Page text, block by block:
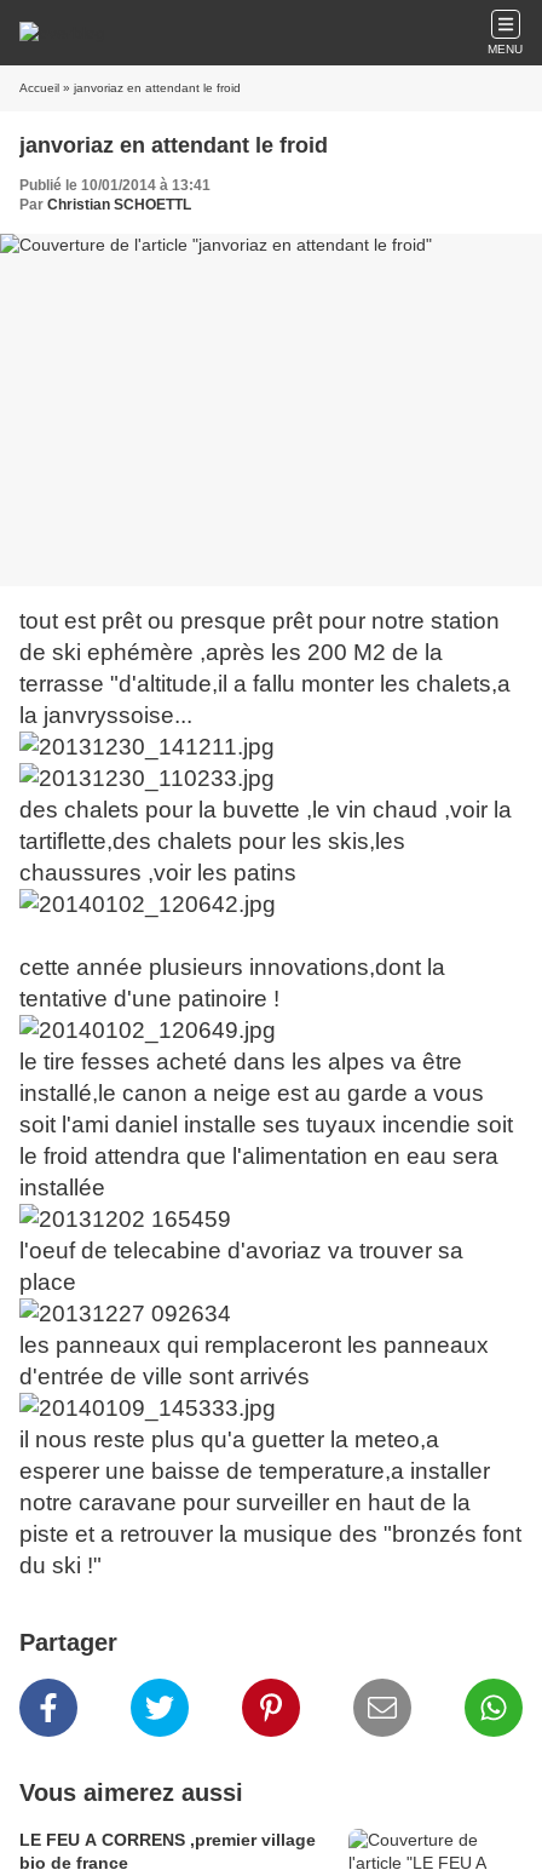
MENU
Accueil » janvoriaz en attendant le froid
janvoriaz en attendant le froid
Publié le 10/01/2014 à 13:41
Par Christian SCHOETTL
tout est prêt ou presque prêt pour notre station
de ski ephémère ,après les 200 M2 de la
terrasse "d'altitude,il a fallu monter les chalets,a
la janvryssoise...
des chalets pour la buvette ,le vin chaud ,voir la
tartiflette,des chalets pour les skis,les
chaussures ,voir les patins
cette année plusieurs innovations,dont la
tentative d'une patinoire !
le tire fesses acheté dans les alpes va être
installé,le canon a neige est au garde a vous
soit l'ami daniel installe ses tuyaux incendie soit
le froid attendra que l'alimentation en eau sera
installée
l'oeuf de telecabine d'avoriaz va trouver sa
place
les panneaux qui remplaceront les panneaux
d'entrée de ville sont arrivés
il nous reste plus qu'a guetter la meteo,a
esperer une baisse de temperature,a installer
notre caravane pour surveiller en haut de la
piste et a retrouver la musique des "bronzés font
du ski !"
Partager
Vous aimerez aussi
LE FEU A CORRENS ,premier village
bio de france